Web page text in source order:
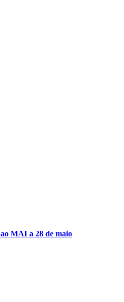
MAI a 28 de maio